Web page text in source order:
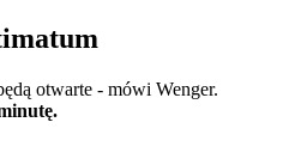
otwarte - mówi Wenger.